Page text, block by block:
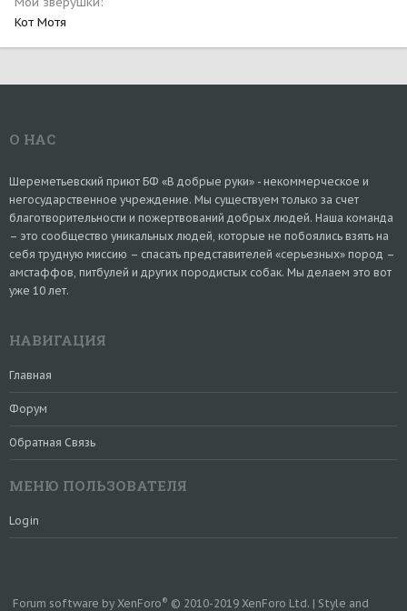
Кот Мотя
О НАС
Шереметьевский приют БФ «В добрые руки» - некоммерческое и
негосударственное учреждение. Мы существуем только за счет
благотворительности и пожертвований добрых людей. Наша команда
– это сообщество уникальных людей, которые не побоялись взять на
себя трудную миссию – спасать представителей «серьезных» пород –
амстаффов, питбулей и других породистых собак. Мы делаем это вот
уже 10 лет.
НАВИГАЦИЯ
Главная
Форум
Обратная Связь
МЕНЮ ПОЛЬЗОВАТЕЛЯ
Login
Forum software by XenForo® © 2010-2019 XenForo Ltd. | Style and